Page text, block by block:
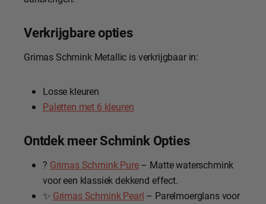
Verkrijgbare opties
Grimas Schmink Metallic is verkrijgbaar in:
Losse kleuren
Paletten met 6 kleuren
Ontdek meer Schmink Opties
? Grimas Schmink Pure– Matte waterschmink
voor een klassiek dekkend effect.
✨ Grimas Schmink Pearl – Parelmoerglans voor